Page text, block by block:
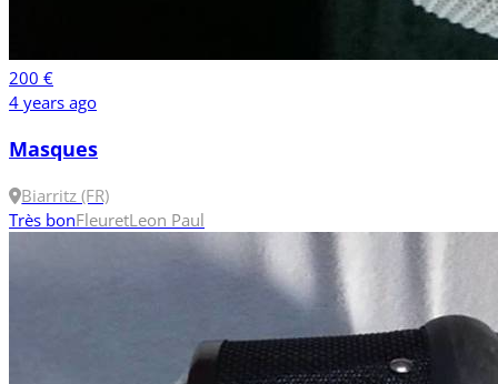
200 €
4 years ago
Masques
Biarritz (FR)
Très bonFleuretLeon Paul